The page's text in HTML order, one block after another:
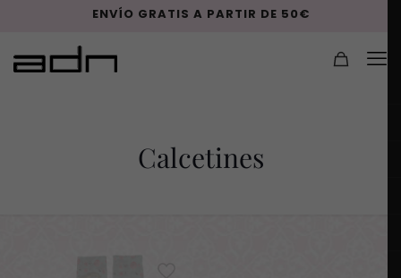
ENVÍO GRATIS A PARTIR DE 50€
Calcetines